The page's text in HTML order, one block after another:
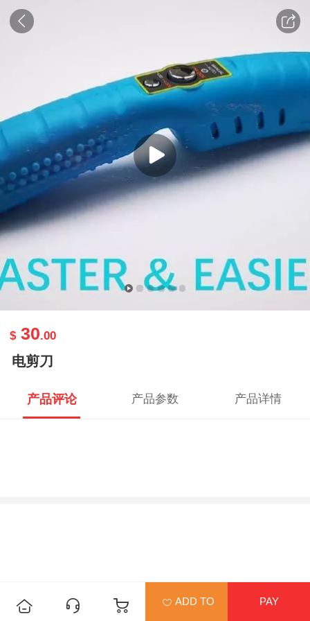
$ 30.00
电剪刀
产品评论 产品参数 产品详情
ADD TO PAY